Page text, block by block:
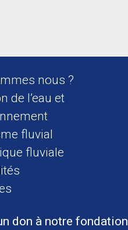
nous ?
de l’eau et
fluvial
fluviale
don à notre fondation